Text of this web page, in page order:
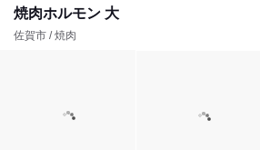
焼肉ホルモン 大
佐賀市 / 焼肉